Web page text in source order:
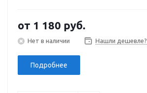
от 1 180 руб.
Нет в наличии Нашли дешевле?
Подробнее